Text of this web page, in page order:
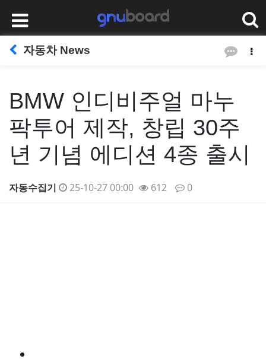
자동차 News
BMW 인디비주얼 마누
팍투어 제작, 창립 30주
년 기념 에디션 4종 출시
자동수집기 25-10-27 00:00 612 0